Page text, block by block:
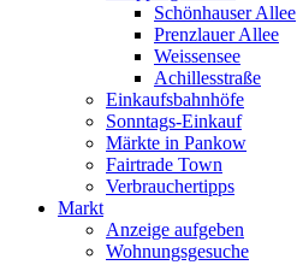
Schönhauser Allee
Prenzlauer Allee
Weissensee
Achillesstraße
Einkaufsbahnhöfe
Sonntags-Einkauf
Märkte in Pankow
Fairtrade Town
Verbrauchertipps
Markt
Anzeige aufgeben
Wohnungsgesuche